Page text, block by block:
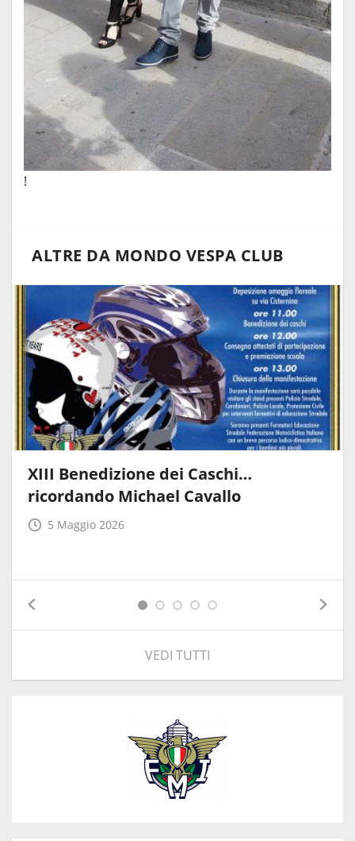
!
ALTRE DA MONDO VESPA CLUB
XIII Benedizione dei Caschi…
ricordando Michael Cavallo
5 Maggio 2026
VEDI TUTTI